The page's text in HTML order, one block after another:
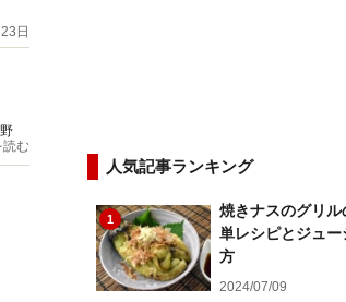
日
し
読む
人気記事ランキング
1
焼きナスのグリ
単レシピとジュ
方
2024/07/09